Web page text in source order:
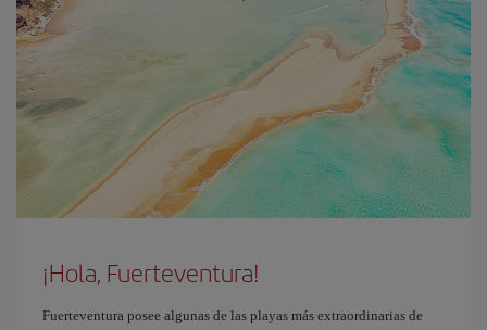
¡Hola, Fuerteventura!
Fuerteventura posee algunas de las playas más extraordinarias de